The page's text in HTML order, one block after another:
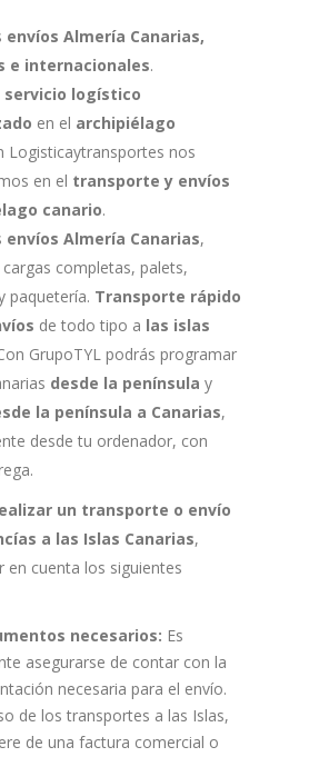
envíos Almería Canarias,
e internacionales.
servicio logístico
en el archipiélago
Logisticaytransportes nos
en el transporte y envíos
canario.
envíos Almería Canarias,
completas, palets,
paquetería. Transporte rápido
de todo tipo a las islas
GrupoTYL podrás programar
desde la península y
la península a Canarias,
desde tu ordenador, con
un transporte o envío
a las Islas Canarias,
en cuenta los siguientes
necesarios: Es
asegurarse de contar con la
necesaria para el envío.
de los transportes a las Islas,
de una factura comercial o